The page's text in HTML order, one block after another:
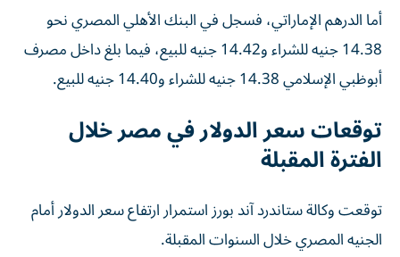
أما الدرهم الإماراتي، فسجل في البنك الأهلي المصري نحو
14.38 جنيه للشراء و14.42 جنيه للبيع، فيما بلغ داخل مصرف
أبوظبي الإسلامي 14.38 جنيه للشراء و14.40 جنيه للبيع.
توقعات سعر الدولار في مصر خلال
الفترة المقبلة
توقعت وكالة ستاندرد آند بورز استمرار ارتفاع سعر الدولار أمام
الجنيه المصري خلال السنوات المقبلة.